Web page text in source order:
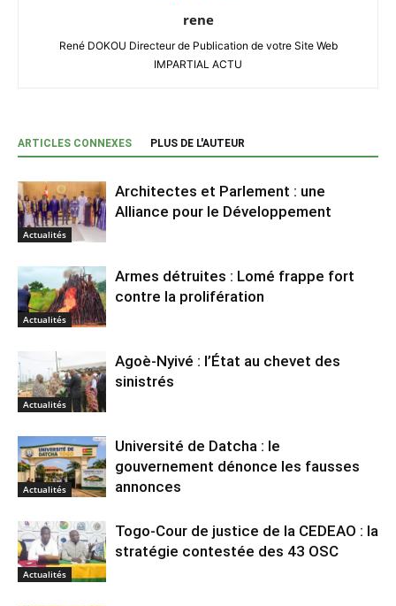
rene
René DOKOU Directeur de Publication de votre Site Web
IMPARTIAL ACTU
ARTICLES CONNEXES PLUS DE L'AUTEUR
Actualités
Architectes et Parlement : une
Alliance pour le Développement
Actualités
Armes détruites : Lomé frappe fort
contre la prolifération
Actualités
Agoè-Nyivé : l’État au chevet des
sinistrés
Actualités
Université de Datcha : le
gouvernement dénonce les fausses
annonces
Actualités
Togo-Cour de justice de la CEDEAO : la
stratégie contestée des 43 OSC